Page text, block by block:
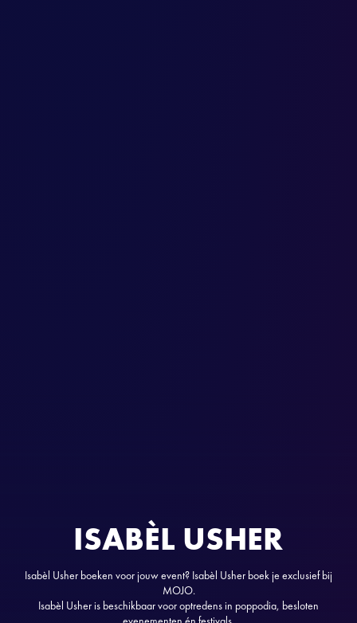
ISABÈL USHER
Isabèl Usher boeken voor jouw event? Isabèl Usher boek je exclusief bij
MOJO.
Isabèl Usher is beschikbaar voor optredens in poppodia, besloten